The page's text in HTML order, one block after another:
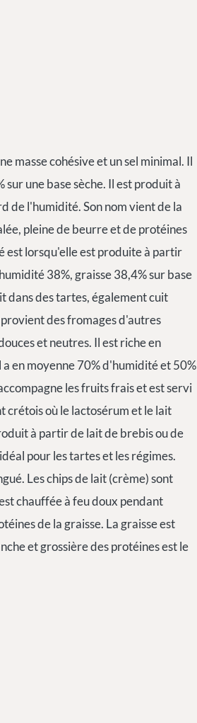
masse cohésive et un sel minimal. Il
une base sèche. Il est produit à
de l'humidité. Son nom vient de la
pleine de beurre et de protéines
est lorsqu'elle est produite à partir
38%, graisse 38,4% sur base
dans des tartes, également cuit
des fromages d'autres
et neutres. Il est riche en
en moyenne 70% d'humidité et 50%
les fruits frais et est servi
crétois où le lactosérum et le lait
à partir de lait de brebis ou de
pour les tartes et les régimes.
Les chips de lait (crème) sont
chauffée à feu doux pendant
de la graisse. La graisse est
et grossière des protéines est le